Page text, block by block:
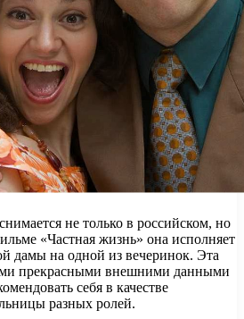
снимается не только в российском, но
«Частная жизнь» она исполняет
дамы на одной из вечеринок. Эта
прекрасными внешними данными
себя в качестве
разных ролей.